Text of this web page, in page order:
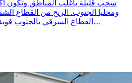
سحب قليلة بأغلب المناطق وتكون
ومحليا الجنوب. الريح من القطاع
القطاع الشرقي بالجنوب قوية نسبيا بخليج تونس وضعيفة…